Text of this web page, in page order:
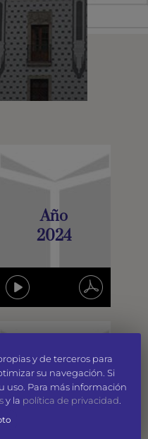
Año
2024
Año
y de terceros para
su navegación. Si
uso. Para más información
y la política de privacidad